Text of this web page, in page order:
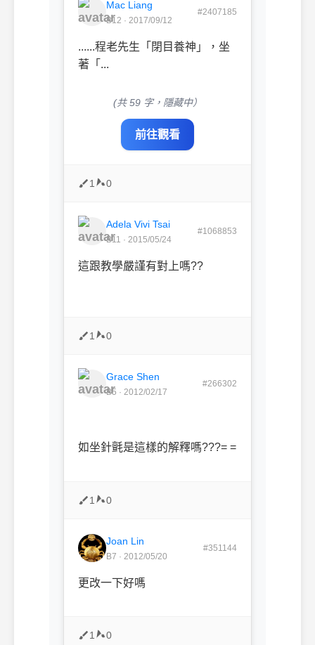
Mac Liang
B12 · 2017/09/12
#2407185
......程老先生「閉目養神」，坐
著「...
(共 59 字，隱藏中）
前往觀看
1 0
Adela Vivi Tsai
B11 · 2015/05/24
#1068853
這跟教學嚴謹有對上嗎??
1 0
Grace Shen
B5 · 2012/02/17
#266302
如坐針氈是這樣的解釋嗎???= =
1 0
Joan Lin
B7 · 2012/05/20
#351144
更改一下好嗎
1 0